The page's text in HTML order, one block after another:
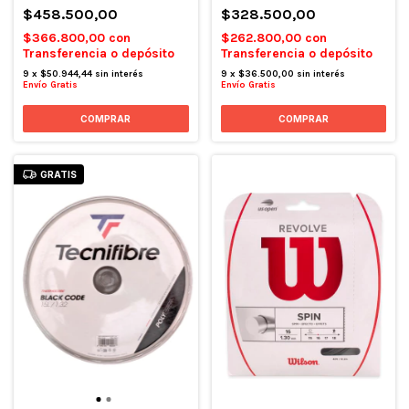
$458.500,00
$366.800,00 con
Transferencia o depósito
9 x $50.944,44 sin interés
Envío Gratis
$328.500,00
$262.800,00 con
Transferencia o depósito
9 x $36.500,00 sin interés
Envío Gratis
GRATIS